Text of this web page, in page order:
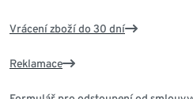
Vrácení zboží do 30 dní
Reklamace